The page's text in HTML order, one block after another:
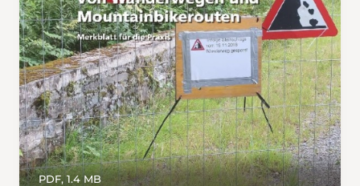
PDF, 1.4 MB